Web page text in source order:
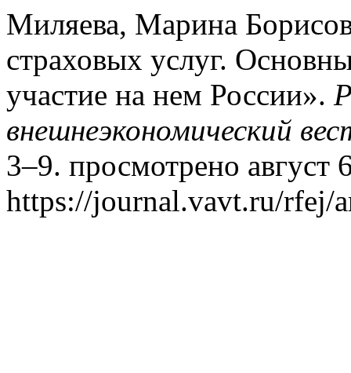
Миляева, Марина
страховых услуг.
участие на нем России».
внешнеэкономический
3–9. просмотрено август
https://journal.vavt.ru/rfej/